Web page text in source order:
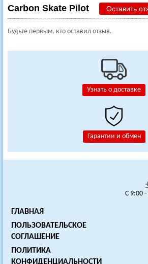
Узнать о доставке
Гарантии и обмен
Carbon Skate Pilot
Оставить
Будьте первым, кто оставил отзыв.
C 9:00
ГЛАВНАЯ
ПОЛЬЗОВАТЕЛЬСКОЕ
СОГЛАШЕНИЕ
ПОЛИТИКА
КОНФИДЕНЦИАЛЬНОСТИ